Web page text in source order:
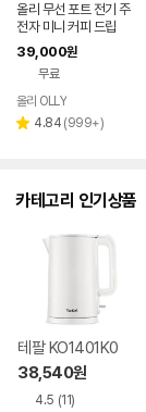
올리 무선 포트 전기 주
전자 미니 커피 드립
39,000원
무료
페이
올리 OLLY
별 4.84 리
(999+)
카테고리 인기상품
테팔 KO1401K0
38,540원
4.5 (11)